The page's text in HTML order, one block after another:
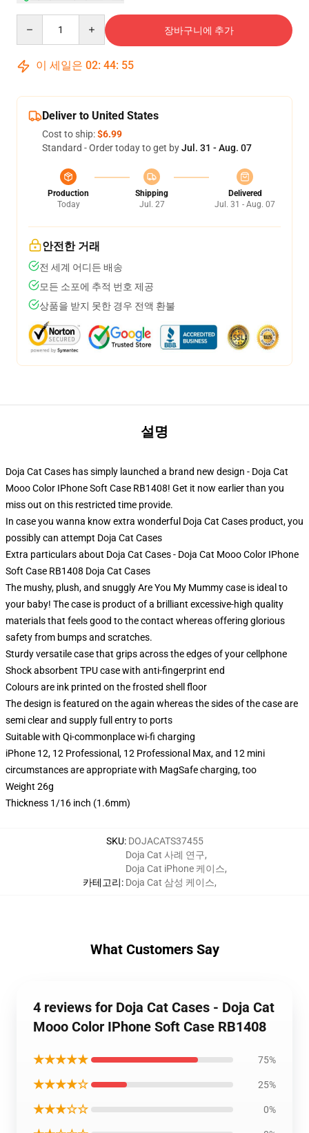
장바구니에 추가
이 세일은 02: 44: 54
Deliver to United States
Cost to ship:$6.99
Standard - Order today to get byJul. 31 - Aug. 07
Production
Today
Shipping
Jul. 27
Delivered
Jul. 31 - Aug. 07
안전한 거래
전 세계 어디든 배송
모든 소포에 추적 번호 제공
상품을 받지 못한 경우 전액 환불
설명
Doja Cat Cases has simply launched a brand new design - Doja Cat
Mooo Color IPhone Soft Case RB1408! Get it now earlier than you
miss out on this restricted time provide.
In case you wanna know extra wonderful Doja Cat Cases product, you
possibly can attempt Doja Cat Cases
Extra particulars about Doja Cat Cases - Doja Cat Mooo Color IPhone
Soft Case RB1408 Doja Cat Cases
The mushy, plush, and snuggly Are You My Mummy case is ideal to
your baby! The case is product of a brilliant excessive-high quality
materials that feels good to the contact whereas offering glorious
safety from bumps and scratches.
Sturdy versatile case that grips across the edges of your cellphone
Shock absorbent TPU case with anti-fingerprint end
Colours are ink printed on the frosted shell floor
The design is featured on the again whereas the sides of the case are
semi clear and supply full entry to ports
Suitable with Qi-commonplace wi-fi charging
iPhone 12, 12 Professional, 12 Professional Max, and 12 mini
circumstances are appropriate with MagSafe charging, too
Weight 26g
Thickness 1/16 inch (1.6mm)
SKU: DOJACATS37455
카테고리:
Doja Cat 사례 연구,
Doja Cat iPhone 케이스,
Doja Cat 삼성 케이스,
What Customers Say
4 reviews for Doja Cat Cases - Doja Cat
Mooo Color IPhone Soft Case RB1408
★★★★★ 75%
★★★★☆ 25%
★★★☆☆ 0%